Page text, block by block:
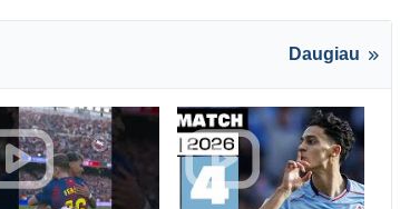
Daugiau